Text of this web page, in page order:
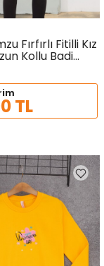
Fırfırlı Fitilli Kız
Kollu Badi
TL